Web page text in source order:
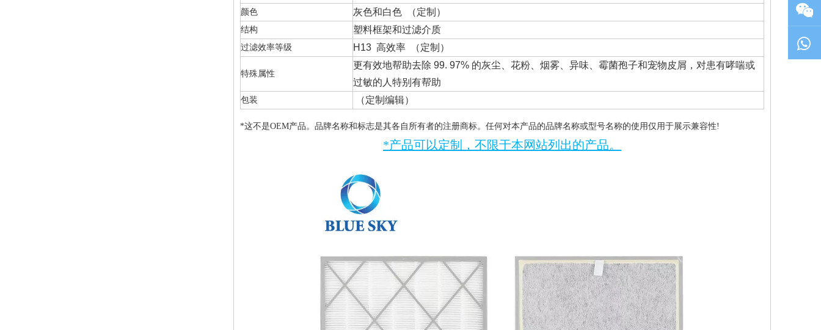
颜色 灰色和白色 （定制）
结构 塑料框架和过滤介质
过滤效率等级 H13 高效率 （定制）
特殊属性
更有效地帮助去除 99. 97% 的灰尘、花粉、烟雾、异味、霉菌孢子和宠物皮屑，对患有哮喘或
过敏的人特别有帮助
包装 （定制编辑）
*这不是OEM产品。品牌名称和标志是其各自所有者的注册商标。任何对本产品的品牌名称或型号名称的使用仅用于展示兼容性!
*产品可以定制，不限于本网站列出的产品。